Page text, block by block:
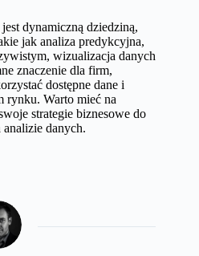
dynamiczną dziedziną,
jak analiza predykcyjna,
wizualizacja danych
znaczenie dla firm,
dostępne dane i
rynku. Warto mieć na
strategie biznesowe do
danych.